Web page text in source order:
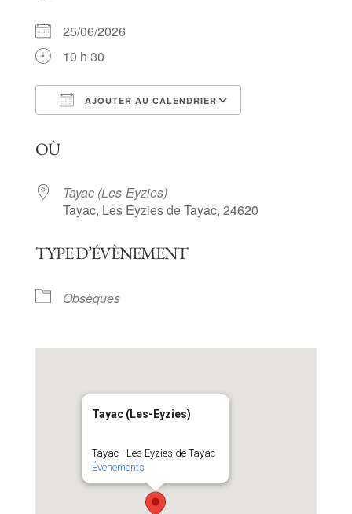
25/06/2026
10 h 30
AJOUTER AU CALENDRIER
OÙ
Tayac (Les-Eyzies)
Tayac, Les Eyzies de Tayac, 24620
TYPE D’ÉVÈNEMENT
Obsèques
Tayac (Les-Eyzies)
Tayac - Les Eyzies de Tayac
Évènements